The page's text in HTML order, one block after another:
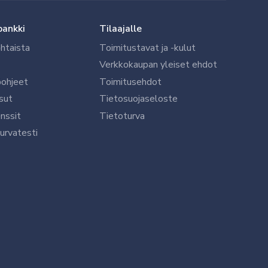
Tilaajalle
Toimitustavat ja -kulut
Verkkokaupan yleiset ehdot
Toimitusehdot
Tietosuojaseloste
Tietoturva